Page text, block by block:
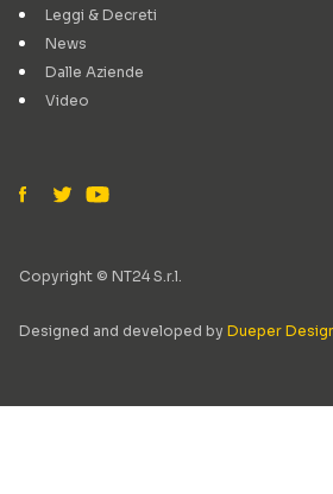
Leggi & Decreti
News
Dalle Aziende
Video
Copyright © NT24 S.r.l.
Designed and developed by Dueper